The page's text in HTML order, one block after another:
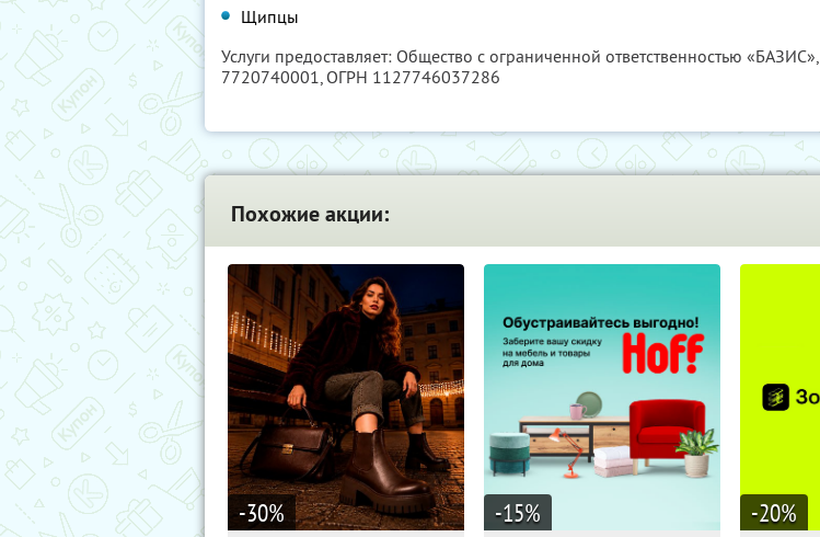
Щипцы
Услуги предоставляет: Общество с ограниченной ответственностью «БАЗИС»,
7720740001, ОГРН 1127746037286
Похожие акции:
-30% -15% -20%